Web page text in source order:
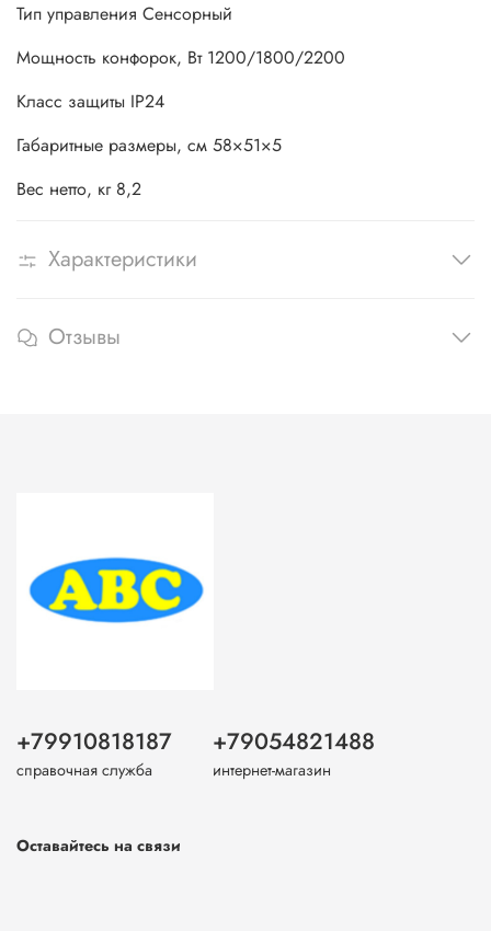
Тип управления Сенсорный
Мощность конфорок, Вт 1200/1800/2200
Класс защиты IP24
Габаритные размеры, см 58×51×5
Вес нетто, кг 8,2
Характеристики
Отзывы
+79910818187
справочная служба
+79054821488
интернет-магазин
Оставайтесь на связи